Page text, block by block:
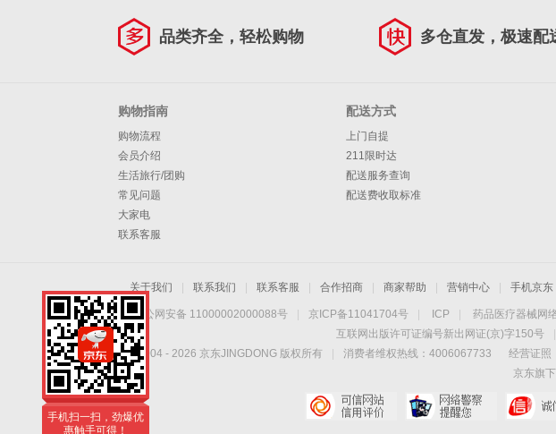
品类齐全，轻松购物 多仓直发，极速配
购物指南
购物流程
会员介绍
生活旅行/团购
常见问题
大家电
联系客服
配送方式
上门自提
211限时达
配送服务查询
配送费收取标准
关于我们 联系我们 联系客服 合作招商 商家帮助 营销中心 手机京东
京公网安备 11000002000088号 京ICP备11041704号 ICP 药品医疗器械网
互联网出版许可证编号新出网证(京)字150号
Copyright © 2004 - 2026 京东JINGDONG 版权所有 消费者维权热线：4006067733 经营证照
京东旗
手机扫一扫，劲爆优
惠触手可得！
手机扫一扫，劲爆优
惠触手可得！